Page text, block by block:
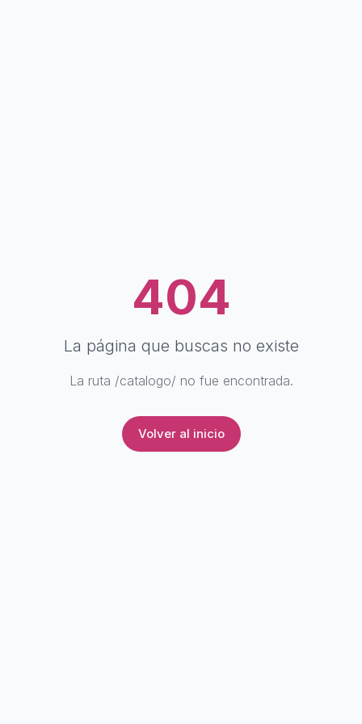
404
La página que buscas no existe
La ruta /catalogo/ no fue encontrada.
Volver al inicio